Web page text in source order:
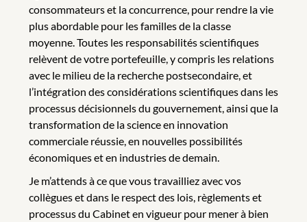
consommateurs et la concurrence, pour rendre la vie
plus abordable pour les familles de la classe
moyenne. Toutes les responsabilités scientifiques
relèvent de votre portefeuille, y compris les relations
avec le milieu de la recherche postsecondaire, et
l’intégration des considérations scientifiques dans les
processus décisionnels du gouvernement, ainsi que la
transformation de la science en innovation
commerciale réussie, en nouvelles possibilités
économiques et en industries de demain.
Je m’attends à ce que vous travailliez avec vos
collègues et dans le respect des lois, règlements et
processus du Cabinet en vigueur pour mener à bien